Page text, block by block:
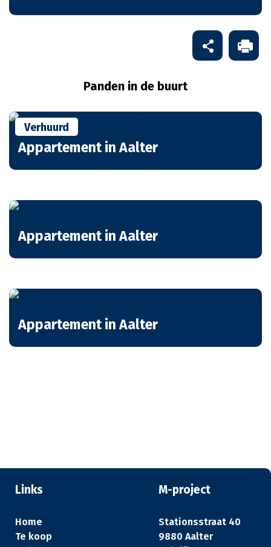
Panden in de buurt
Verhuurd
Appartement in Aalter
Appartement in Aalter
Appartement in Aalter
Links
Home
Te koop
M-project
Stationsstraat 40
9880 Aalter